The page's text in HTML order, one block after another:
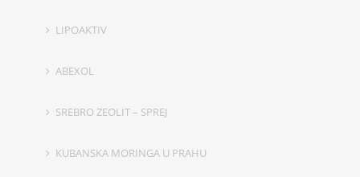
LIPOAKTIV
ABEXOL
SREBRO ZEOLIT – SPREJ
KUBANSKA MORINGA U PRAHU